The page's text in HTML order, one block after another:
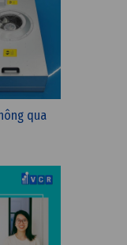
qua